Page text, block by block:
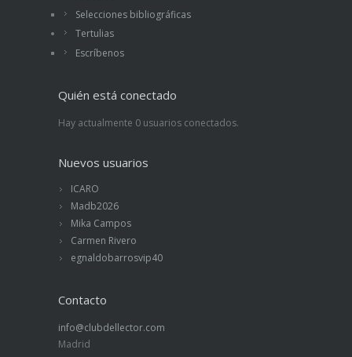
Selecciones bibliográficas
Tertulias
Escríbenos
Quién está conectado
Hay actualmente 0 usuarios conectados.
Nuevos usuarios
ICARO
Madb2026
Mika Campos
Carmen Rivero
egnaldobarrosvip40
Contacto
info@clubdellector.com
Madrid